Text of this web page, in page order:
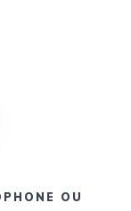
OU